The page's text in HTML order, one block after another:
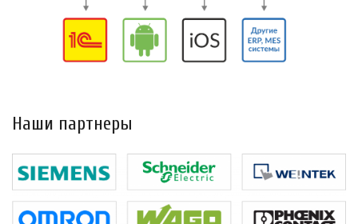
Наши партнеры